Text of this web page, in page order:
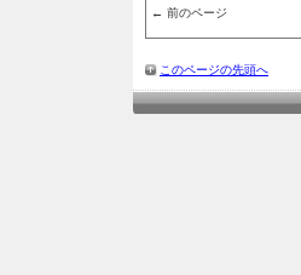
← 前のページ
このページの先頭へ